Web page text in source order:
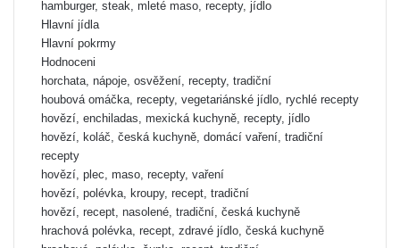
hamburger, steak, mleté maso, recepty, jídlo
Hlavní jídla
Hlavní pokrmy
Hodnoceni
horchata, nápoje, osvěžení, recepty, tradiční
houbová omáčka, recepty, vegetariánské jídlo, rychlé recepty
hovězí, enchiladas, mexická kuchyně, recepty, jídlo
hovězí, koláč, česká kuchyně, domácí vaření, tradiční
recepty
hovězí, plec, maso, recepty, vaření
hovězí, polévka, kroupy, recept, tradiční
hovězí, recept, nasolené, tradiční, česká kuchyně
hrachová polévka, recept, zdravé jídlo, česká kuchyně